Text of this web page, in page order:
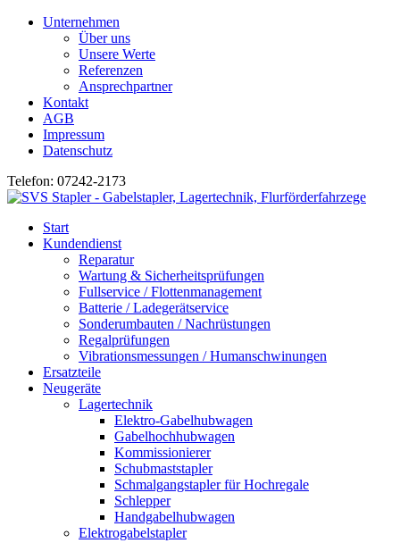
Unternehmen
Über uns
Unsere Werte
Referenzen
Ansprechpartner
Kontakt
AGB
Impressum
Datenschutz
Telefon: 07242-2173
Start
Kundendienst
Reparatur
Wartung & Sicherheitsprüfungen
Fullservice / Flottenmanagement
Batterie / Ladegerätservice
Sonderumbauten / Nachrüstungen
Regalprüfungen
Vibrationsmessungen / Humanschwinungen
Ersatzteile
Neugeräte
Lagertechnik
Elektro-Gabelhubwagen
Gabelhochhubwagen
Kommissionierer
Schubmaststapler
Schmalgangstapler für Hochregale
Schlepper
Handgabelhubwagen
Elektrogabelstapler